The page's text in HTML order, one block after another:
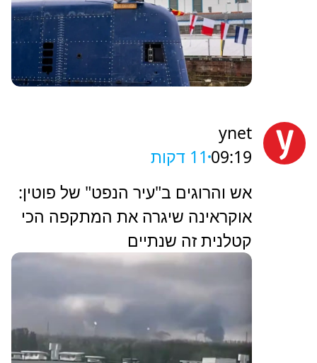
ynet
09:19 11 דקות
אש והרוגים ב"עיר הנפט" של פוטין:
אוקראינה שיגרה את המתקפה הכי
קטלנית זה שנתיים